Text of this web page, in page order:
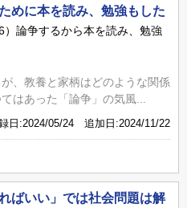
めに本を読み、勉強もした
）論争するから本を読み、勉強
、教養と家柄はどのような関係
はあった「論争」の気風...
日:2024/05/24 追加日:2024/11/22
ばいい」では社会問題は解